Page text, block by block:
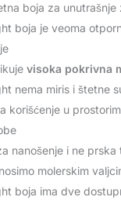
boja za unutrašnje
boja je veoma
visoka pokrivna
nema miris i štetne
korišćenje u
nanošenje i ne prska
molerskim
boja ima dve